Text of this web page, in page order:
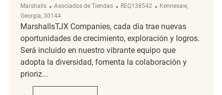
Marshalls Categoría
Asociados de Tiendas ReqId
REQ138542 Ubicación
Kennesaw,
Georgia, 30144
MarshallsTJX Companies, cada día trae nuevas
oportunidades de crecimiento, exploración y logros.
Será incluido en nuestro vibrante equipo que
adopta la diversidad, fomenta la colaboración y
prioriz...